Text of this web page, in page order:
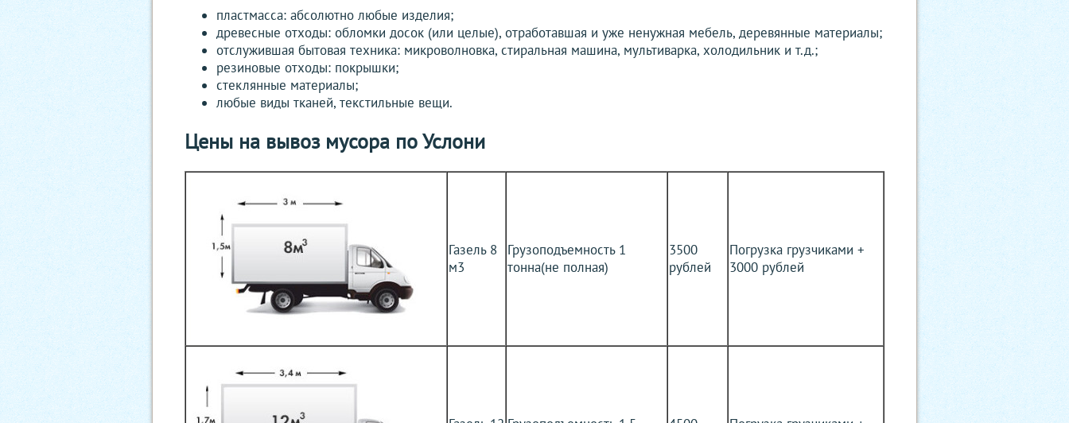
пластмасса: абсолютно любые изделия;
древесные отходы: обломки досок (или целые), отработавшая и уже ненужная мебель, деревянные материалы;
отслужившая бытовая техника: микроволновка, стиральная машина, мультиварка, холодильник и т.д.;
резиновые отходы: покрышки;
стеклянные материалы;
любые виды тканей, текстильные вещи.
Цены на вывоз мусора по Услони
Газель 8
м3
Грузоподъемность 1
тонна(не полная)
3500
рублей
Погрузка грузчиками +
3000 рублей